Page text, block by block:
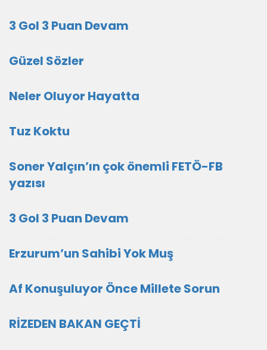
3 Gol 3 Puan Devam
Güzel Sözler
Neler Oluyor Hayatta
Tuz Koktu
Soner Yalçın’ın çok önemli FETÖ-FB
yazısı
3 Gol 3 Puan Devam
Erzurum’un Sahibi Yok Muş
Af Konuşuluyor Önce Millete Sorun
RİZEDEN BAKAN GEÇTİ